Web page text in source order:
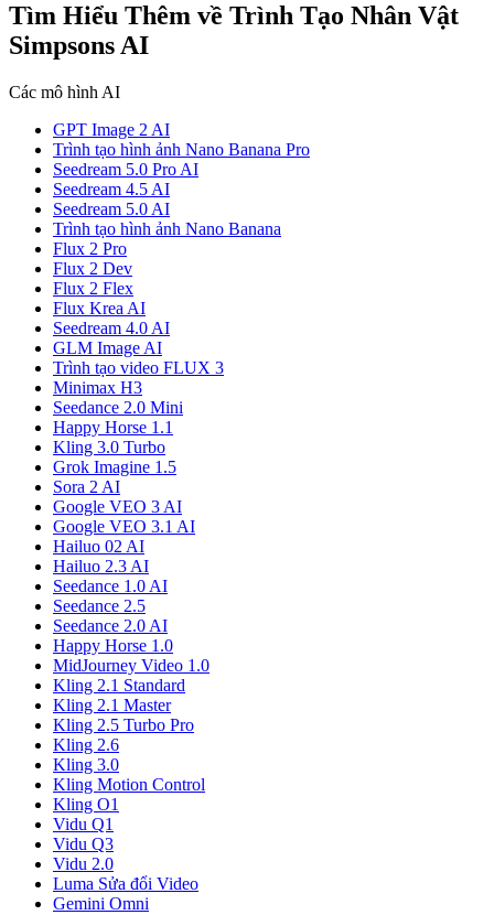
Tìm Hiểu Thêm về Trình Tạo Nhân Vật
Simpsons AI
Các mô hình AI
GPT Image 2 AI
Trình tạo hình ảnh Nano Banana Pro
Seedream 5.0 Pro AI
Seedream 4.5 AI
Seedream 5.0 AI
Trình tạo hình ảnh Nano Banana
Flux 2 Pro
Flux 2 Dev
Flux 2 Flex
Flux Krea AI
Seedream 4.0 AI
GLM Image AI
Trình tạo video FLUX 3
Minimax H3
Seedance 2.0 Mini
Happy Horse 1.1
Kling 3.0 Turbo
Grok Imagine 1.5
Sora 2 AI
Google VEO 3 AI
Google VEO 3.1 AI
Hailuo 02 AI
Hailuo 2.3 AI
Seedance 1.0 AI
Seedance 2.5
Seedance 2.0 AI
Happy Horse 1.0
MidJourney Video 1.0
Kling 2.1 Standard
Kling 2.1 Master
Kling 2.5 Turbo Pro
Kling 2.6
Kling 3.0
Kling Motion Control
Kling O1
Vidu Q1
Vidu Q3
Vidu 2.0
Luma Sửa đổi Video
Gemini Omni